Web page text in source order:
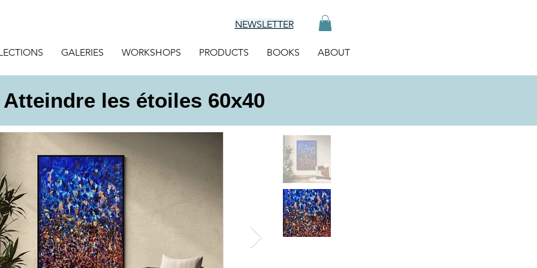
NEWSLETTER
GALERIES WORKSHOPS PRODUCTS BOOKS ABOUT
Atteindre les étoiles 60x40